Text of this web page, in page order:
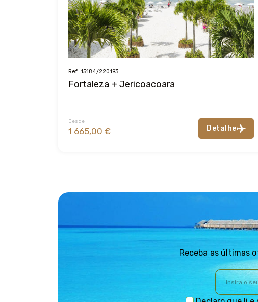
Ref: 15184/220193
Fortaleza + Jericoacoara
Desde
1 665,00 € Detalhe
Receba as últimas